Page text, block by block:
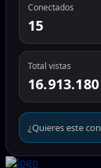
Conectados
15
Total vistas
16.913.180
¿Quieres este